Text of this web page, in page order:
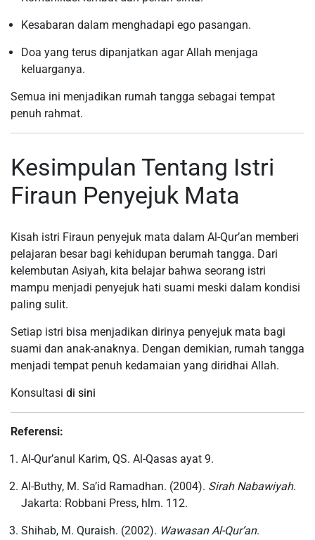
Kesabaran dalam menghadapi ego pasangan.
Doa yang terus dipanjatkan agar Allah menjaga
keluarganya.
Semua ini menjadikan rumah tangga sebagai tempat
penuh rahmat.
Kesimpulan Tentang Istri
Firaun Penyejuk Mata
Kisah istri Firaun penyejuk mata dalam Al-Qur’an memberi
pelajaran besar bagi kehidupan berumah tangga. Dari
kelembutan Asiyah, kita belajar bahwa seorang istri
mampu menjadi penyejuk hati suami meski dalam kondisi
paling sulit.
Setiap istri bisa menjadikan dirinya penyejuk mata bagi
suami dan anak-anaknya. Dengan demikian, rumah tangga
menjadi tempat penuh kedamaian yang diridhai Allah.
Konsultasi di sini
Referensi:
Al-Qur’anul Karim, QS. Al-Qasas ayat 9.
Al-Buthy, M. Sa’id Ramadhan. (2004). Sirah Nabawiyah.
Jakarta: Robbani Press, hlm. 112.
Shihab, M. Quraish. (2002). Wawasan Al-Qur’an.